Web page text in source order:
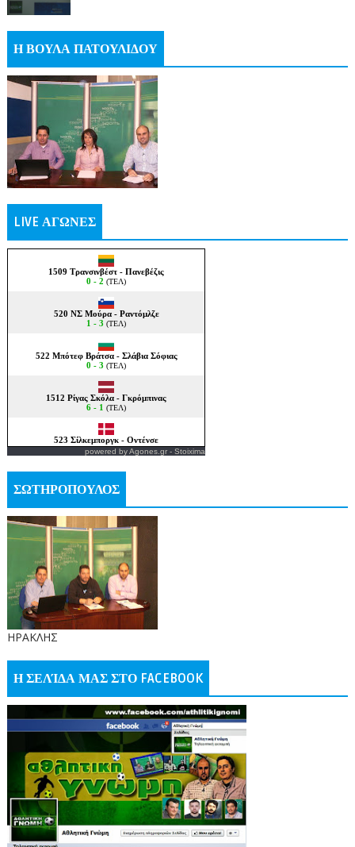
Η ΒΟΥΛΑ ΠΑΤΟΥΛΙΔΟΥ
LIVE ΑΓΩΝΕΣ
powered byAgones.gr- Stoixima
ΣΩΤΗΡΟΠΟΥΛΟΣ
ΗΡΑΚΛΗΣ
Η ΣΕΛΊΔΑ ΜΑΣ ΣΤΟ FACEBOOK